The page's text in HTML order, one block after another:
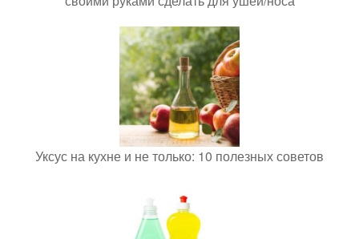
Уксус на кухне и не только: 10 полезных советов